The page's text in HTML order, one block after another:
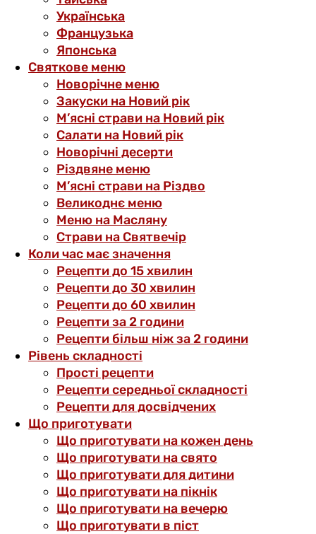
Українська
Французька
Японська
Святкове меню
Новорічне меню
Закуски на Новий рік
М’ясні страви на Новий рік
Салати на Новий рік
Новорічні десерти
Різдвяне меню
М’ясні страви на Різдво
Великоднє меню
Меню на Масляну
Страви на Святвечір
Коли час має значення
Рецепти до 15 хвилин
Рецепти до 30 хвилин
Рецепти до 60 хвилин
Рецепти за 2 години
Рецепти більш ніж за 2 години
Рівень складності
Прості рецепти
Рецепти середньої складності
Рецепти для досвідчених
Що приготувати
Що приготувати на кожен день
Що приготувати на свято
Що приготувати для дитини
Що приготувати на пікнік
Що приготувати на вечерю
Що приготувати в піст